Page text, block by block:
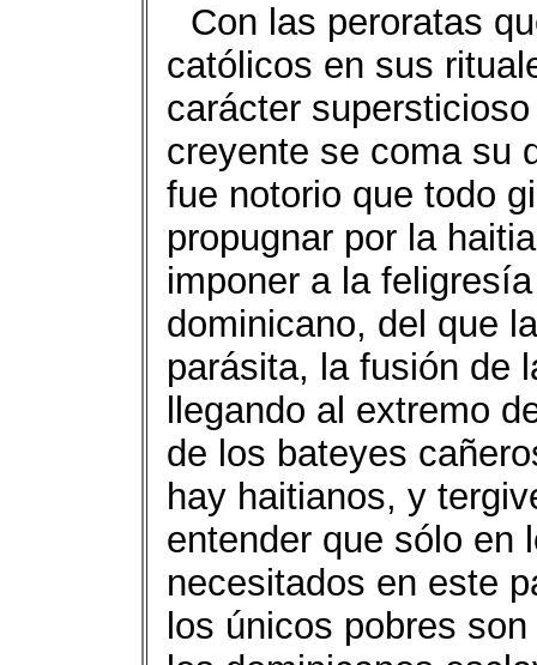
Con las peroratas
católicos en sus
carácter
creyente se coma su
fue notorio que todo
propugnar por la
imponer a la
dominicano, del que
parásita, la fusión de
llegando al extremo
de los bateyes
hay haitianos, y
entender que sólo en
necesitados en este
los únicos pobres